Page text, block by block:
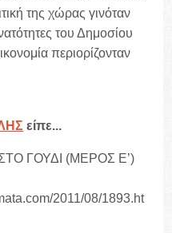
της χώρας γινόταν
του Δημοσίου
περιορίζονταν
είπε...
ΓΟΥΔΙ (ΜΕΡΟΣ Ε’)
2011/08/1893.ht